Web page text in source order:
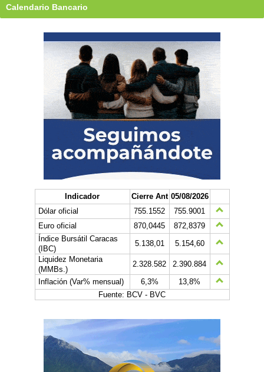
Calendario Bancario
Indicador Cierre Ant 05/08/2026
Dólar oficial
755.1552
755.9001
Euro oficial
870,0445
872,8379
Índice Bursátil Caracas
(IBC)
5.138,01
5.154,60
Liquidez Monetaria
(MMBs.)
2.328.582
2.390.884
Inflación (Var% mensual)
6,3%
13,8%
Fuente: BCV - BVC